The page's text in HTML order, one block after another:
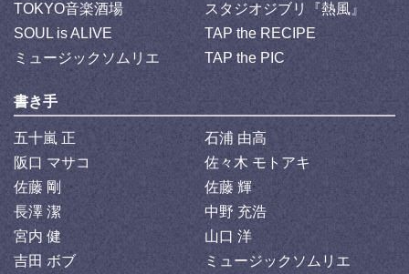
TOKYO音楽酒場
スタジオジブリ『熱風』
SOUL is ALIVE
TAP the RECIPE
ミュージックソムリエ
TAP the PIC
書き手
五十嵐 正
石浦 由高
阪口 マサコ
佐々木 モトアキ
佐藤 剛
佐藤 輝
長澤 潔
中野 充浩
宮内 健
山口 洋
吉田 ボブ
ミュージックソムリエ